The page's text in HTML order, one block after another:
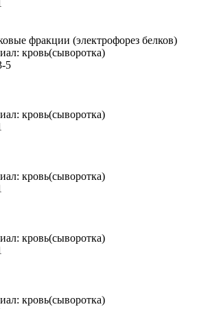
фракции (электрофорез белков)
кровь(сыворотка)
5
кровь(сыворотка)
кровь(сыворотка)
кровь(сыворотка)
кровь(сыворотка)